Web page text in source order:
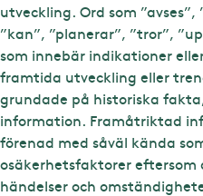
utveckling. Ord som
”kan”, ”planerar”, ”tror”,
som innebär indikationer
framtida utveckling eller
grundade på historiska
information. Framåtriktad
förenad med såväl kända
osäkerhetsfaktorer
händelser och